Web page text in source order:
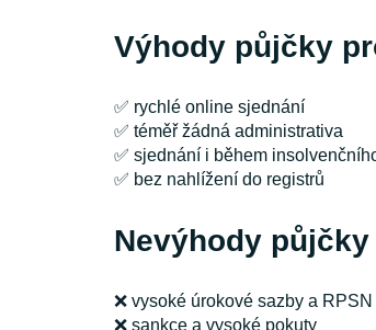
Výhody půjčky
✅ rychlé online sjednání
✅ téměř žádná administrativa
✅ sjednání i během
✅ bez nahlížení do registrů
Nevýhody
❌ vysoké úrokové sazby a RPSN
❌ sankce a vysoké pokuty